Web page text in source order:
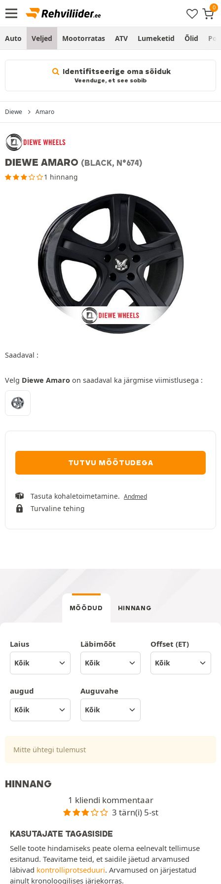
Auto Veljed Mootorratas ATV Lumeketid Õlid
Identifitseerige oma sõiduk
Veenduge, et see sobib
Diewe Amaro
DIEWE AMARO (BLACK, N°674)
1 hinnang
Saadaval :
Velg Diewe Amaro on saadaval ka järgmise viimistlusega :
TUTVU MÕÕTUDEGA
Tasuta kohaletoimetamine. Andmed
Turvaline tehing
MÕÕDUD HINNANG
Laius Läbimõõt Offset (ET)
augud Auguvahe
Mitte ühtegi tulemust
HINNANG
1 kliendi kommentaar
3 tärn(i) 5-st
KASUTAJATE TAGASISIDE
Selle toote hindamiseks peate olema eelnevalt tellimuse
esitanud. Teavitame teid, et saidile jäetud arvamused
läbivad kontrolliprotseduuri. Arvamused on järjestatud
ainult kronoloogilises järjekorras.